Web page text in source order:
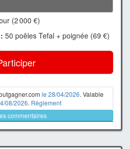
(2 000 €)
50 poêles Tefal + poignée (69 €)
le 28/04/2026. Valable
08/2026. Règlement
commentaires